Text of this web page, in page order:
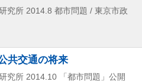
究所 2014.8 都市問題 / 東京市政
共交通の将来
究所 2014.10
「都市問題」公開